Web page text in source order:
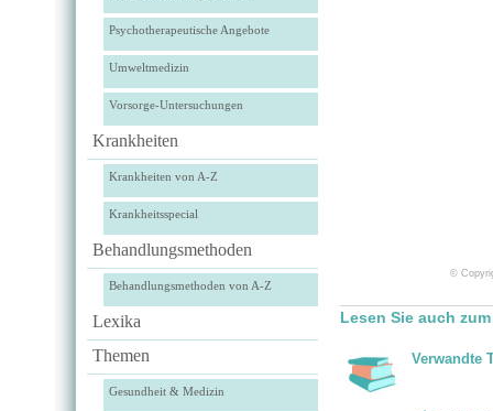
Psychotherapeutische Angebote
Umweltmedizin
Vorsorge-Untersuchungen
Krankheiten
Krankheiten von A-Z
Krankheitsspecial
Behandlungsmethoden
Behandlungsmethoden von A-Z
Lexika
Themen
Gesundheit & Medizin
©
Lesen Sie auch
Verwandte